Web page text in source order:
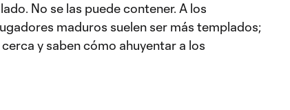
No se las puede contener. A los
maduros suelen ser más templados;
y saben cómo ahuyentar a los